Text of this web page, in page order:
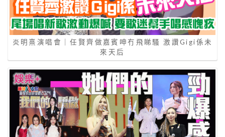
炎明熹演唱會｜任賢齊做嘉賓呻冇飛睇騷 激讚Gigi係未
來天后